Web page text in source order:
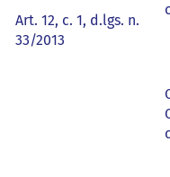
Art. 12, c. 1, d.lgs. n.
33/2013